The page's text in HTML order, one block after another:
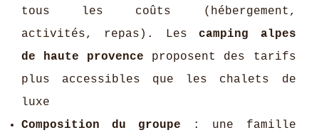
tous les coûts (hébergement,
activités, repas). Lescamping alpes
de haute provence proposent des tarifs
plus accessibles que les chalets de
luxe
Composition du groupe : une famille